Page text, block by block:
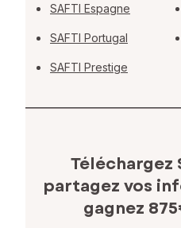
SAFTI Espagne
SAFTI Portugal
SAFTI Prestige
Téléchargez
partagez vos
gagnez